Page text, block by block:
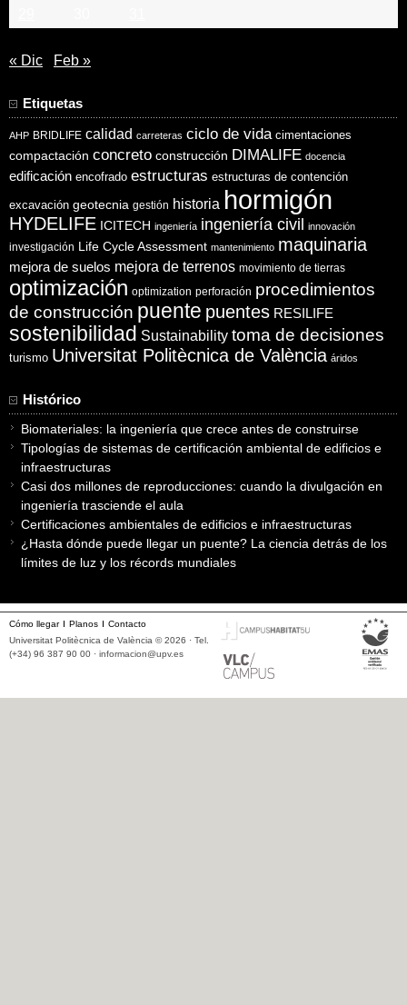
« Dic Feb »
Etiquetas
AHP BRIDLIFE calidad carreteras ciclo de vida cimentaciones
compactación concreto construcción DIMALIFE docencia
edificación encofrado estructuras estructuras de contención
excavación geotecnia gestión historia hormigón
HYDELIFE ICITECH ingeniería ingeniería civil innovación
investigación Life Cycle Assessment mantenimiento maquinaria
mejora de suelos mejora de terrenos movimiento de tierras
optimización optimization perforación procedimientos
de construcción puente puentes RESILIFE
sostenibilidad Sustainability toma de decisiones
turismo Universitat Politècnica de València áridos
Histórico
Biomateriales: la ingeniería que crece antes de construirse
Tipologías de sistemas de certificación ambiental de edificios e
infraestructuras
Casi dos millones de reproducciones: cuando la divulgación en
ingeniería trasciende el aula
Certificaciones ambientales de edificios e infraestructuras
¿Hasta dónde puede llegar un puente? La ciencia detrás de los
límites de luz y los récords mundiales
Cómo llegar Planos
Contacto
Universitat Politècnica de València © 2026 · Tel.
(+34) 96 387 90 00 · informacion@upv.es